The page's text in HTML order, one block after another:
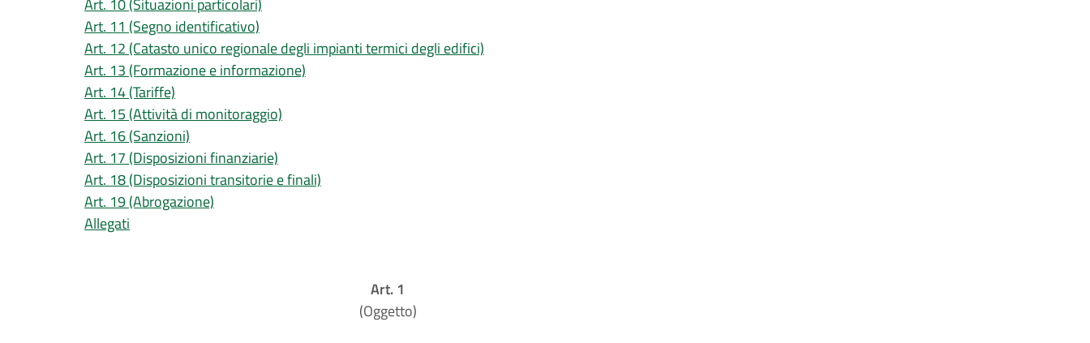
Art. 10 (Situazioni particolari)
Art. 11 (Segno identificativo)
Art. 12 (Catasto unico regionale degli impianti termici degli edifici)
Art. 13 (Formazione e informazione)
Art. 14 (Tariffe)
Art. 15 (Attività di monitoraggio)
Art. 16 (Sanzioni)
Art. 17 (Disposizioni finanziarie)
Art. 18 (Disposizioni transitorie e finali)
Art. 19 (Abrogazione)
Allegati
Art. 1
(Oggetto)